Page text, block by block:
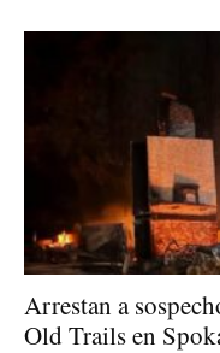
Arrestan a
Old Trails en